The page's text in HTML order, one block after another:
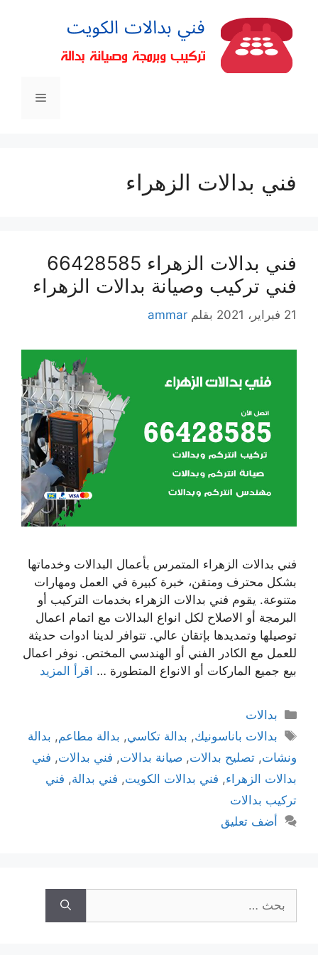
فني بدالات الزهراء
فني بدالات الزهراء 66428585
فني تركيب وصيانة بدالات الزهراء
21 فبراير، 2021 بقلم ammar
فني بدالات الزهراء المتمرس بأعمال البدالات وخدماتها
بشكل محترف ومتقن، خبرة كبيرة في العمل ومهارات
متنوعة. يقوم فني بدالات الزهراء بخدمات التركيب أو
البرمجة أو الاصلاح لكل انواع البدالات مع اتمام اعمال
توصيلها وتمديدها بإتقان عالي. تتوافر لدينا ادوات حديثة
للعمل مع الكادر الفني أو الهندسي المختص. نوفر اعمال
بيع جميع الماركات أو الانواع المتطورة … اقرأ المزيد
بدالات
بدالات باناسونيك, بدالة تكاسي, بدالة مطاعم, بدالة
ونشات, تصليح بدالات, صيانة بدالات, فني بدالات, فني
بدالات الزهراء, فني بدالات الكويت, فني بدالة, فني
تركيب بدالات
أضف تعليق